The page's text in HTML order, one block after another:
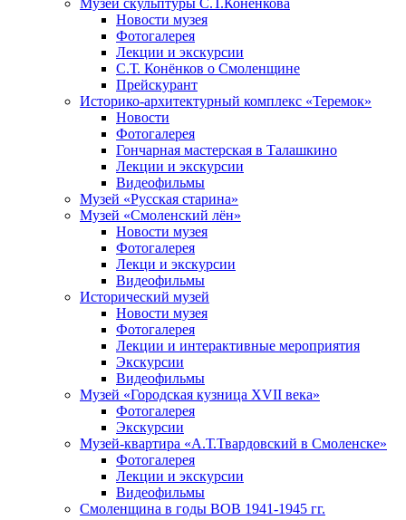
Музей скульптуры С.Т.Конёнкова
Новости музея
Фотогалерея
Лекции и экскурсии
С.Т. Конёнков о Смоленщине
Прейскурант
Историко-архитектурный комплекс «Теремок»
Новости
Фотогалерея
Гончарная мастерская в Талашкино
Лекции и экскурсии
Видеофильмы
Музей «Русская старина»
Музей «Смоленский лён»
Новости музея
Фотогалерея
Лекци и экскурсии
Видеофильмы
Исторический музей
Новости музея
Фотогалерея
Лекции и интерактивные мероприятия
Экскурсии
Видеофильмы
Музей «Городская кузница XVII века»
Фотогалерея
Экскурсии
Музей-квартира «А.Т.Твардовский в Смоленске»
Фотогалерея
Лекции и экскурсии
Видеофильмы
Смоленщина в годы ВОВ 1941-1945 гг.